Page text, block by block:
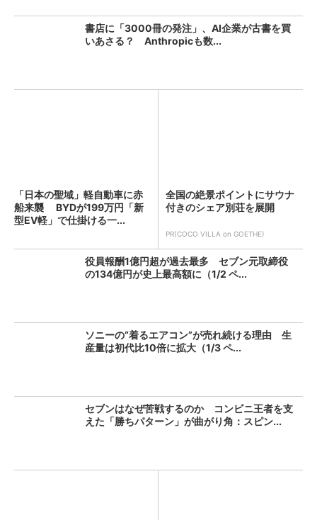
書店に「3000冊の発注」、AI企業が古書を買
いあさる？ Anthropicも数...
「日本の聖域」軽自動車に赤
船来襲 BYDが199万円「新
型EV軽」で仕掛ける一...
全国の絶景ポイントにサウナ
付きのシェア別荘を展開
PR(COCO VILLA on GOETHE)
役員報酬1億円超が過去最多 セブン元取締役
の134億円が史上最高額に（1/2 ペ...
ソニーの“着るエアコン”が売れ続ける理由 生
産量は初代比10倍に拡大（1/3 ペ...
セブンはなぜ苦戦するのか コンビニ王者を支
えた「勝ちパターン」が曲がり角：スピン...